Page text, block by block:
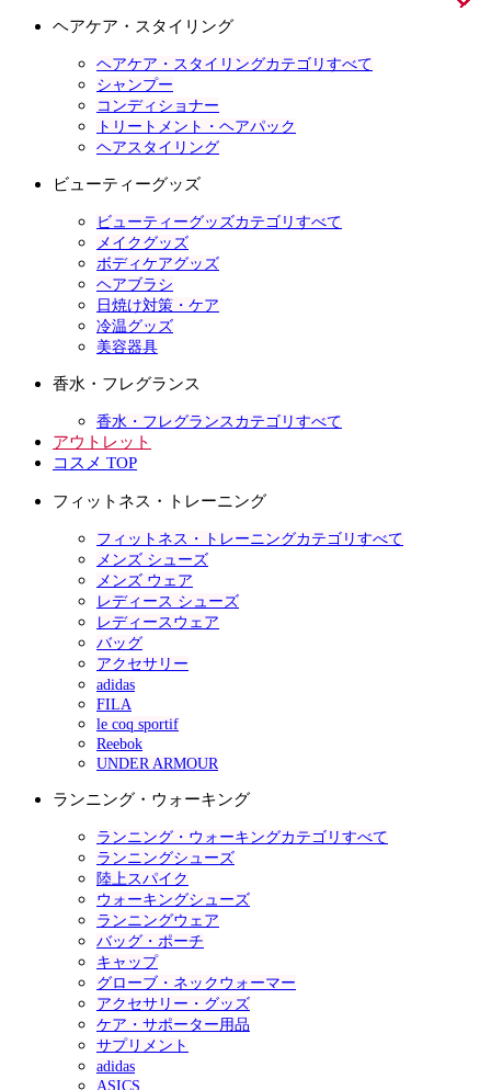
ヘアケア・スタイリング
ヘアケア・スタイリングカテゴリすべて
シャンプー
コンディショナー
トリートメント・ヘアパック
ヘアスタイリング
ビューティーグッズ
ビューティーグッズカテゴリすべて
メイクグッズ
ボディケアグッズ
ヘアブラシ
日焼け対策・ケア
冷温グッズ
美容器具
香水・フレグランス
香水・フレグランスカテゴリすべて
アウトレット
コスメ TOP
フィットネス・トレーニング
フィットネス・トレーニングカテゴリすべて
メンズ シューズ
メンズ ウェア
レディース シューズ
レディースウェア
バッグ
アクセサリー
adidas
FILA
le coq sportif
Reebok
UNDER ARMOUR
ランニング・ウォーキング
ランニング・ウォーキングカテゴリすべて
ランニングシューズ
陸上スパイク
ウォーキングシューズ
ランニングウェア
バッグ・ポーチ
キャップ
グローブ・ネックウォーマー
アクセサリー・グッズ
ケア・サポーター用品
サプリメント
adidas
ASICS